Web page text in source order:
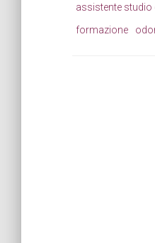
assistente
formazione